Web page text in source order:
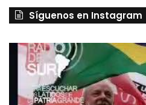
Síguenos en Instagram